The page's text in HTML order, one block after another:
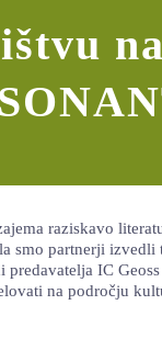
raziskavo
smo partnerji
IC
na področju